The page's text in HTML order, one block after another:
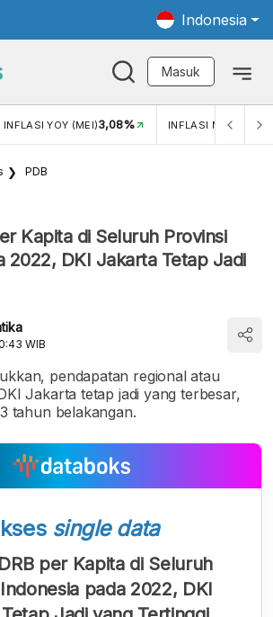
Indonesia
Masuk
INFLASI YOY (MEI)3,08% INFLASI MOM (MEI)
PDB
Kapita di Seluruh Provinsi
2022, DKI Jakarta Tetap Jadi
WIB
pendapatan regional atau
Jakarta tetap jadi yang terbesar,
tahun belakangan.
single data
per Kapita di Seluruh
pada 2022, DKI